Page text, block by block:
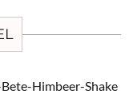
Himbeer-Shake